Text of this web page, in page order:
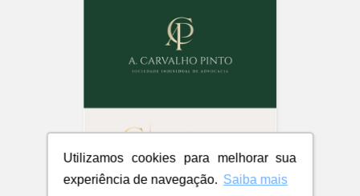
Utilizamos cookies para melhorar sua
experiência de navegação. Saiba mais
A. Carvalho Pinto Sociedade